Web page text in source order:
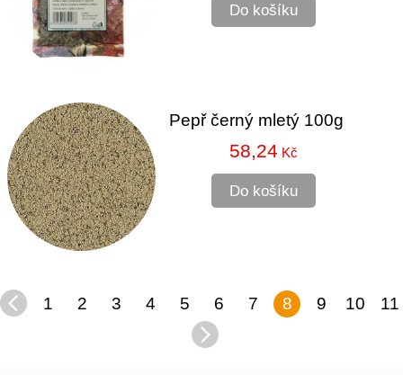
Do košíku
Pepř černý mletý 100g
58,24 Kč
Do košíku
1 2 3 4 5 6 7 8 9 10 11